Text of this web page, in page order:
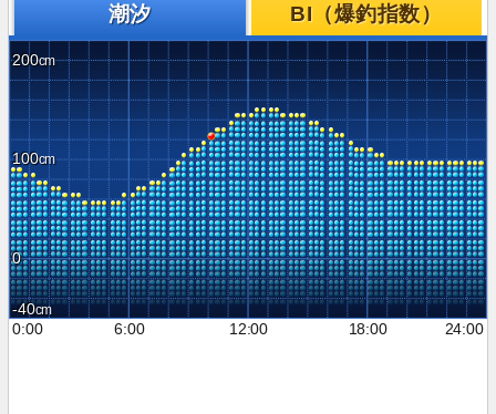
潮汐 BI（爆釣指数）
200
100
0
-40
0:00
6:00 12:00 18:00 24:00